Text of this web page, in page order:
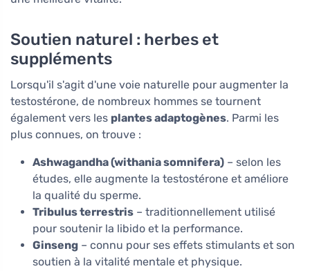
Soutien naturel : herbes et
suppléments
Lorsqu'il s'agit d'une voie naturelle pour augmenter la
testostérone, de nombreux hommes se tournent
également vers les plantes adaptogènes. Parmi les
plus connues, on trouve :
Ashwagandha (withania somnifera) – selon les
études, elle augmente la testostérone et améliore
la qualité du sperme.
Tribulus terrestris – traditionnellement utilisé
pour soutenir la libido et la performance.
Ginseng – connu pour ses effets stimulants et son
soutien à la vitalité mentale et physique.